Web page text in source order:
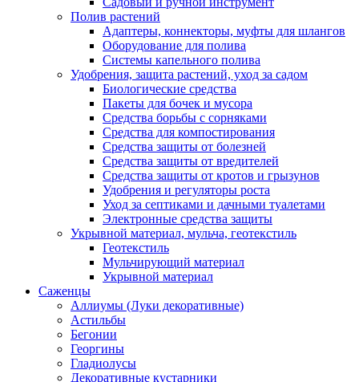
Полив растений
Адаптеры, коннекторы, муфты для шлангов
Оборудование для полива
Системы капельного полива
Удобрения, защита растений, уход за садом
Биологические средства
Пакеты для бочек и мусора
Средства борьбы с сорняками
Средства для компостирования
Средства защиты от болезней
Средства защиты от вредителей
Средства защиты от кротов и грызунов
Удобрения и регуляторы роста
Уход за септиками и дачными туалетами
Электронные средства защиты
Укрывной материал, мульча, геотекстиль
Геотекстиль
Мульчирующий материал
Укрывной материал
Саженцы
Аллиумы (Луки декоративные)
Астильбы
Бегонии
Георгины
Гладиолусы
Декоративные кустарники